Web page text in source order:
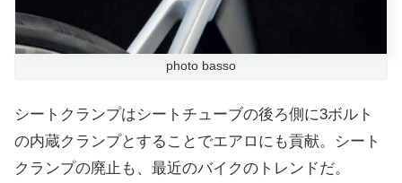
photo basso
シートクランプはシートチューブの後ろ側に3ボルト
の内蔵クランプとすることでエアロにも貢献。シート
クランプの廃止も、最近のバイクのトレンドだ。